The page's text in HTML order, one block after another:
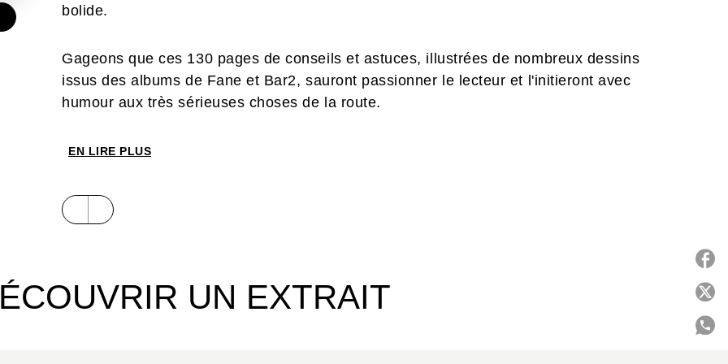
bolide.
Gageons que ces 130 pages de conseils et astuces, illustrées de nombreux dessins
issus des albums de Fane et Bar2, sauront passionner le lecteur et l'initieront avec
humour aux très sérieuses choses de la route.
EN LIRE PLUS
UN EXTRAIT